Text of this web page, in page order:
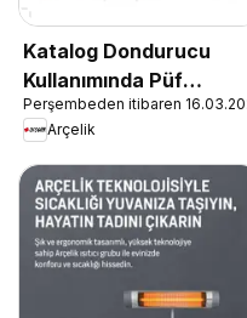
Katalog Dondurucu
Kullanımında Püf
Noktaları
Perşembeden itibaren
Arçelik